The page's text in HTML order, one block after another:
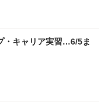
・キャリア実習…6/5ま